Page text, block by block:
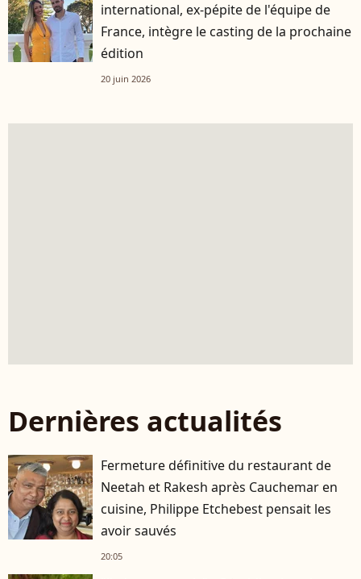
international, ex-pépite de l'équipe de
France, intègre le casting de la prochaine
édition
20 juin 2026
Dernières actualités
Fermeture définitive du restaurant de
Neetah et Rakesh après Cauchemar en
cuisine, Philippe Etchebest pensait les
avoir sauvés
20:05